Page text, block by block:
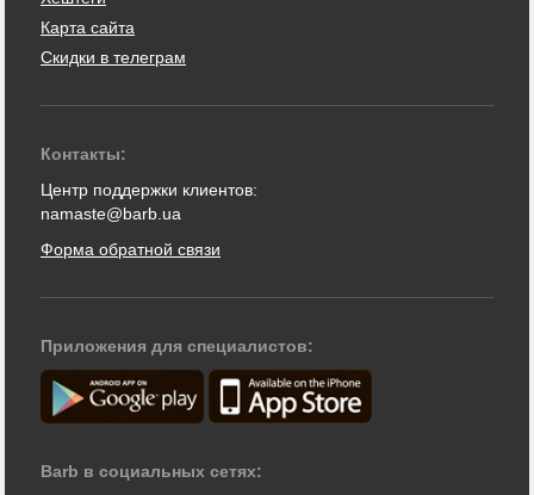
Карта сайта
Скидки в телеграм
Контакты:
Центр поддержки клиентов:
namaste@barb.ua
Форма обратной связи
Приложения для специалистов:
Barb в социальных сетях: